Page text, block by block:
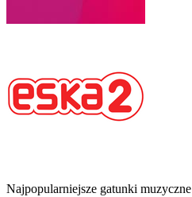
Najpopularniejsze gatunki muzyczne